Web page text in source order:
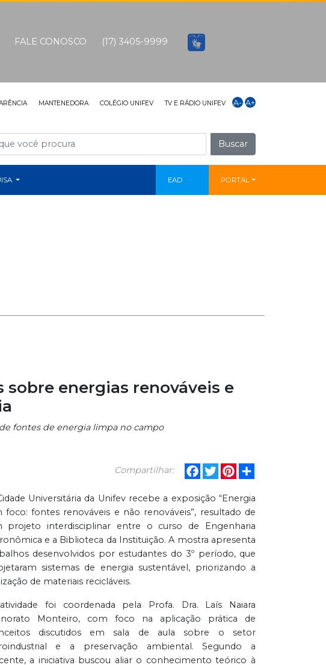
FALE CONOSCO (17) 3405-9999
MANTENEDORA COLÉGIO UNIFEV TV E RÁDIO UNIFEV A- A+
Buscar
EAD PORTAL
energias renováveis e
fontes de energia limpa no campo
Compartilhar: Facebook
TwitterPinterest
Universitária da Unifev recebe a exposição “Energia
foco: fontes renováveis e não renováveis”, resultado de
projeto interdisciplinar entre o curso de Engenharia
e a Biblioteca da Instituição. A mostra apresenta
desenvolvidos por estudantes do 3º período, que
sistemas de energia sustentável, priorizando a
de materiais recicláveis.
foi coordenada pela Profa. Dra. Laís Naiara
Monteiro, com foco na aplicação prática de
discutidos em sala de aula sobre o setor
e a preservação ambiental. Segundo a
a iniciativa buscou aliar o conhecimento teórico à